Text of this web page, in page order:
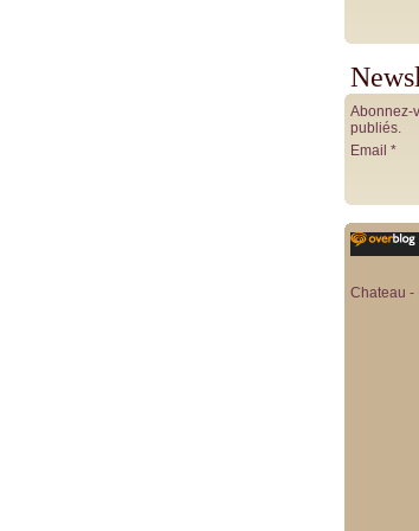
Abonnez-
publiés.
Email
Chateau -